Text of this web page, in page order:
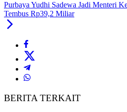
Purbaya Yudhi Sadewa Jadi Menteri
Tembus Rp39,2 Miliar
BERITA TERKAIT